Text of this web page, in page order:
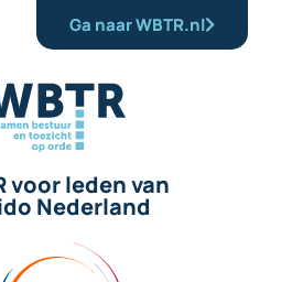
Ga naar WBTR.nl
voor leden van
Nederland